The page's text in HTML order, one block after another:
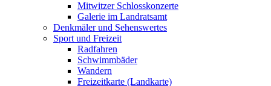
Mitwitzer Schlosskonzerte
Galerie im Landratsamt
Denkmäler und Sehenswertes
Sport und Freizeit
Radfahren
Schwimmbäder
Wandern
Freizeitkarte (Landkarte)